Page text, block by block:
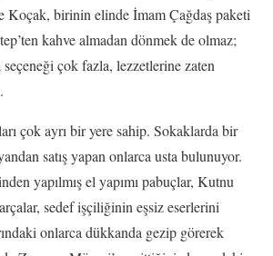
Koçak, birinin elinde İmam Çağdaş paketi
kahve almadan dönmek de olmaz;
çok fazla, lezzetlerine zaten
çok ayrı bir yere sahip. Sokaklarda bir
satış yapan onlarca usta bulunuyor.
yapılmış el yapımı pabuçlar, Kutnu
sedef işçiliğinin eşsiz eserlerini
onlarca dükkanda gezip görerek